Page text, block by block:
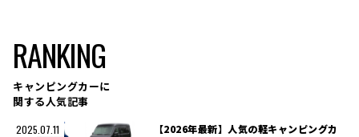
RANKING
キャンピングカーに
関する人気記事
2025.07.11
【2026年最新】人気の軽キャンピングカ